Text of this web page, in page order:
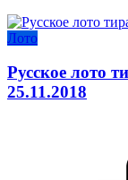
Лото
Русское лото
25.11.2018